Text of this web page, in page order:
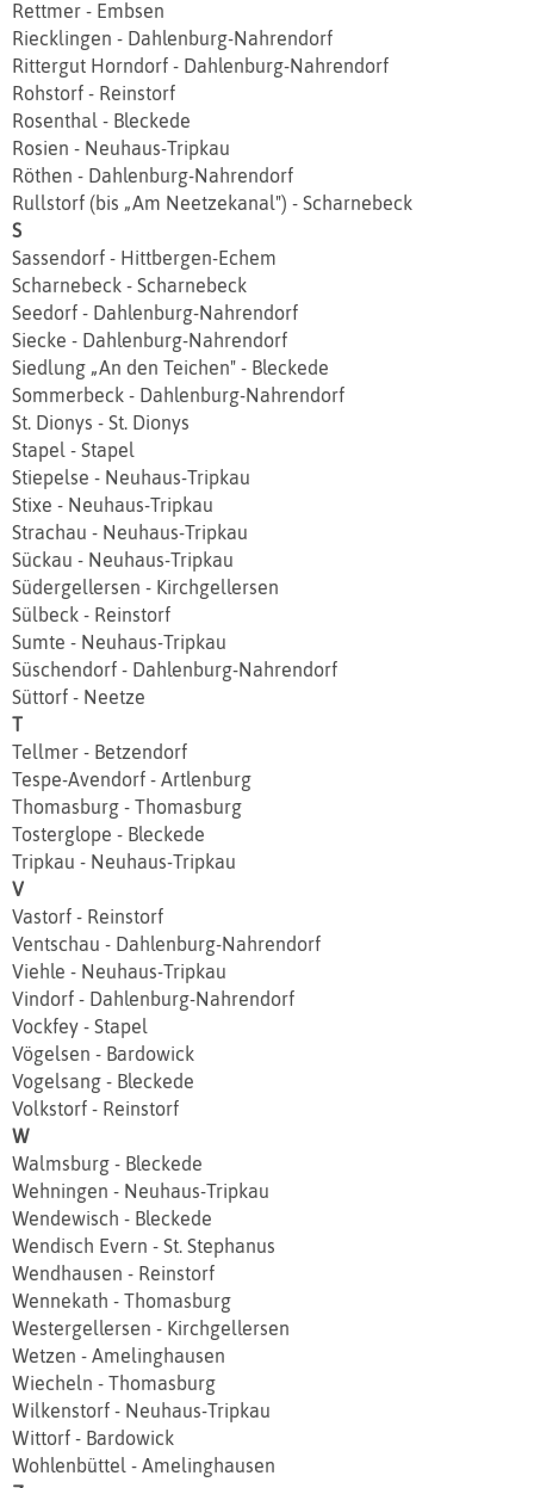
Rettmer - Embsen
Riecklingen - Dahlenburg-Nahrendorf
Rittergut Horndorf - Dahlenburg-Nahrendorf
Rohstorf - Reinstorf
Rosenthal - Bleckede
Rosien - Neuhaus-Tripkau
Röthen - Dahlenburg-Nahrendorf
Rullstorf (bis „Am Neetzekanal") - Scharnebeck
S
Sassendorf - Hittbergen‐Echem
Scharnebeck - Scharnebeck
Seedorf - Dahlenburg-Nahrendorf
Siecke - Dahlenburg-Nahrendorf
Siedlung „An den Teichen" - Bleckede
Sommerbeck - Dahlenburg-Nahrendorf
St. Dionys - St. Dionys
Stapel - Stapel
Stiepelse - Neuhaus-Tripkau
Stixe - Neuhaus-Tripkau
Strachau - Neuhaus-Tripkau
Sückau - Neuhaus-Tripkau
Südergellersen - Kirchgellersen
Sülbeck - Reinstorf
Sumte - Neuhaus-Tripkau
Süschendorf - Dahlenburg-Nahrendorf
Süttorf - Neetze
T
Tellmer - Betzendorf
Tespe‐Avendorf - Artlenburg
Thomasburg - Thomasburg
Tosterglope - Bleckede
Tripkau - Neuhaus-Tripkau
V
Vastorf - Reinstorf
Ventschau - Dahlenburg-Nahrendorf
Viehle - Neuhaus-Tripkau
Vindorf - Dahlenburg-Nahrendorf
Vockfey - Stapel
Vögelsen - Bardowick
Vogelsang - Bleckede
Volkstorf - Reinstorf
W
Walmsburg - Bleckede
Wehningen - Neuhaus-Tripkau
Wendewisch - Bleckede
Wendisch Evern - St. Stephanus
Wendhausen - Reinstorf
Wennekath - Thomasburg
Westergellersen - Kirchgellersen
Wetzen - Amelinghausen
Wiecheln - Thomasburg
Wilkenstorf - Neuhaus-Tripkau
Wittorf - Bardowick
Wohlenbüttel - Amelinghausen